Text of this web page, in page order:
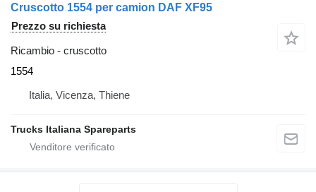
Cruscotto 1554 per camion DAF XF95
Prezzo su richiesta
Ricambio - cruscotto
1554
Italia, Vicenza, Thiene
Trucks Italiana Spareparts